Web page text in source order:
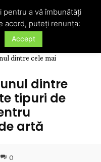
dintre cele mai
dintre
tipuri de
artă
0
a vă îmbunătăți
acord, puteți renunța:
Accept